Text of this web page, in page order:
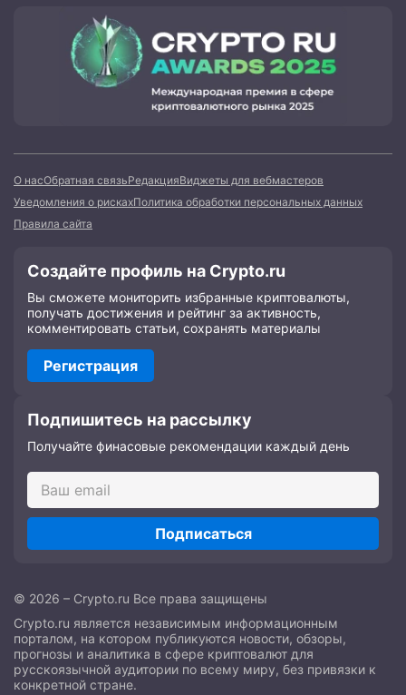
О насОбратная связьРедакцияВиджеты для вебмастеров
Уведомления о рискахПолитика обработки персональных данных
Правила сайта
Создайте профиль на Crypto.ru
Вы сможете мониторить избранные криптовалюты,
получать достижения и рейтинг за активность,
комментировать статьи, сохранять материалы
Регистрация
Подпишитесь на рассылку
Получайте финасовые рекомендации каждый день
Подписаться
© 2026 – Crypto.ru Все права защищены
Crypto.ru является независимым информационным
порталом, на котором публикуются новости, обзоры,
прогнозы и аналитика в сфере криптовалют для
русскоязычной аудитории по всему миру, без привязки к
конкретной стране.